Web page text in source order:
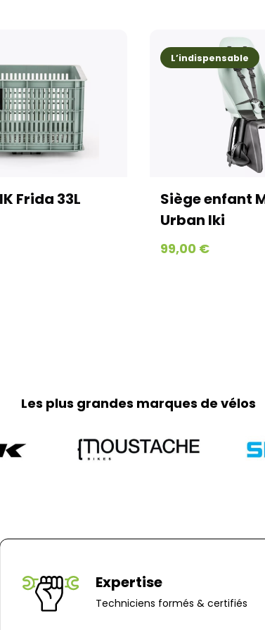
Colissimo
où le
domicile.
Textiles,
Tous vos
et
jours
et jours
Home-
Pour vos
Geodis
parviendra
Adresse de
Bernaudeau
85000,
Frida 33L
L’indispensable
Siège enfant
Urban Iki
99,00 €
Les plus grandes marques de vélos
Expertise
Techniciens formés & certifiés